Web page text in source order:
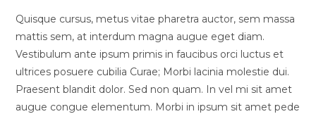
Quisque cursus, metus vitae pharetra auctor, sem massa
mattis sem, at interdum magna augue eget diam.
Vestibulum ante ipsum primis in faucibus orci luctus et
ultrices posuere cubilia Curae; Morbi lacinia molestie dui.
Praesent blandit dolor. Sed non quam. In vel mi sit amet
augue congue elementum. Morbi in ipsum sit amet pede